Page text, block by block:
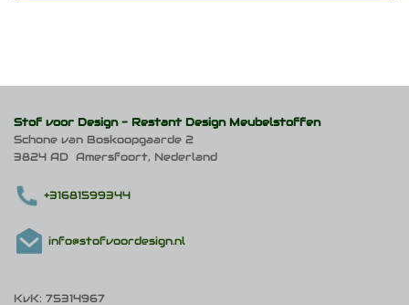
Deze
gekozen
worden
op
productpagina
Stof voor Design - Restant Design Meubelstoffen
Schone van Boskoopgaarde 2
3824 AD Amersfoort, Nederland
+31681599344
info@stofvoordesign.nl
KvK: 75314967